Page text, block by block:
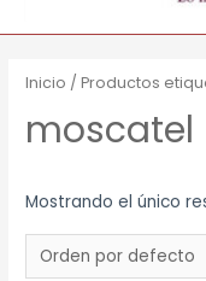
Inicio / Productos
moscatel
Mostrando el único